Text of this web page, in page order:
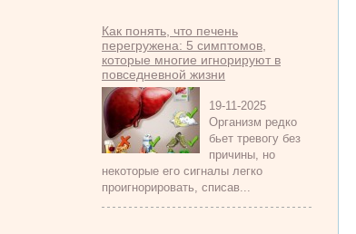
Как понять, что печень
перегружена: 5 симптомов,
которые многие игнорируют в
повседневной жизни
19-11-2025
Организм редко
бьет тревогу без
причины, но
некоторые его сигналы легко
проигнорировать, списав...